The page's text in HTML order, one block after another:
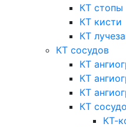
КТ стопы
КТ кисти
КТ
КТ сосудов
КТ
КТ
КТ
КТ
КТ-